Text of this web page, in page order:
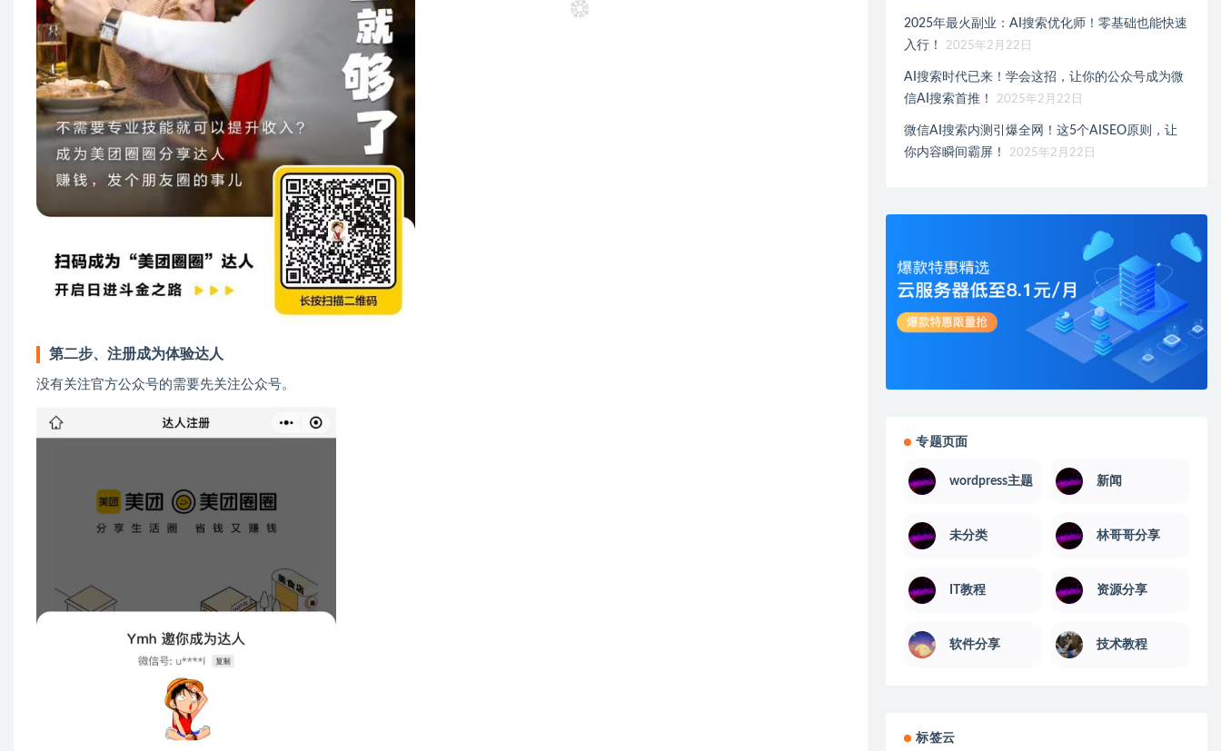
第二步、注册成为体验达人
没有关注官方公众号的需要先关注公众号。
2025年最火副业：AI搜索优化师！零基础也能快速
入行！
2025年2月22日
AI搜索时代已来！学会这招，让你的公众号成为微
信AI搜索首推！
2025年2月22日
微信AI搜索内测引爆全网！这5个AISEO原则，让
你内容瞬间霸屏！
2025年2月22日
专题页面
wordpress主题 新闻
未分类 林哥哥分享
IT教程 资源分享
软件分享 技术教程
标签云